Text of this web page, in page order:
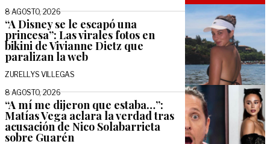
8 AGOSTO, 2026
“A Disney se le escapó una
princesa”: Las virales fotos en
bikini de Vivianne Dietz que
paralizan la web
ZURELLYS VILLEGAS
8 AGOSTO, 2026
“A mí me dijeron que estaba…”:
Matías Vega aclara la verdad tras
acusación de Nico Solabarrieta
sobre Guarén